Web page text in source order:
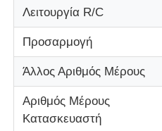
Λειτουργία R/C
Προσαρμογή
Άλλος Αριθμός Μέρους
Αριθμός Μέρους
Κατασκευαστή